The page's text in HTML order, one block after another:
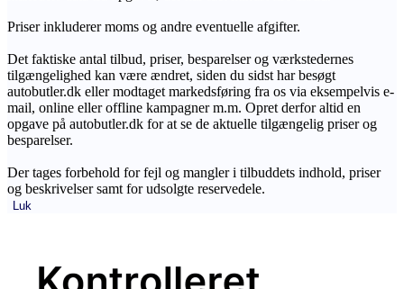
Priser inkluderer moms og andre eventuelle afgifter.
Det faktiske antal tilbud, priser, besparelser og værkstedernes
tilgængelighed kan være ændret, siden du sidst har besøgt
autobutler.dk eller modtaget markedsføring fra os via eksempelvis e-
mail, online eller offline kampagner m.m. Opret derfor altid en
opgave på autobutler.dk for at se de aktuelle tilgængelig priser og
besparelser.
Der tages forbehold for fejl og mangler i tilbuddets indhold, priser
og beskrivelser samt for udsolgte reservedele.
Luk